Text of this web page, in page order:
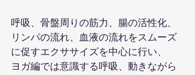
呼吸、骨盤周りの筋力、腸の活性化、
リンパの流れ、血液の流れをスムーズ
に促すエクササイズを中心に行い、
ヨガ編では意識する呼吸、動きながら